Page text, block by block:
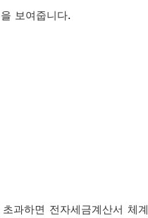
보여줍니다.
과하면 전자세금계산서 체계